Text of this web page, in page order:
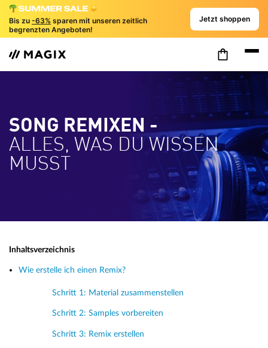
Bis zu -63% sparen mit unseren zeitlich
begrenzten Angeboten!
Jetzt shoppen
SONG REMIXEN -
ALLES, WAS DU WISSEN
MUSST
Inhaltsverzeichnis
Wie erstelle ich einen Remix?
Schritt 1: Material zusammenstellen
Schritt 2: Samples vorbereiten
Schritt 3: Remix erstellen